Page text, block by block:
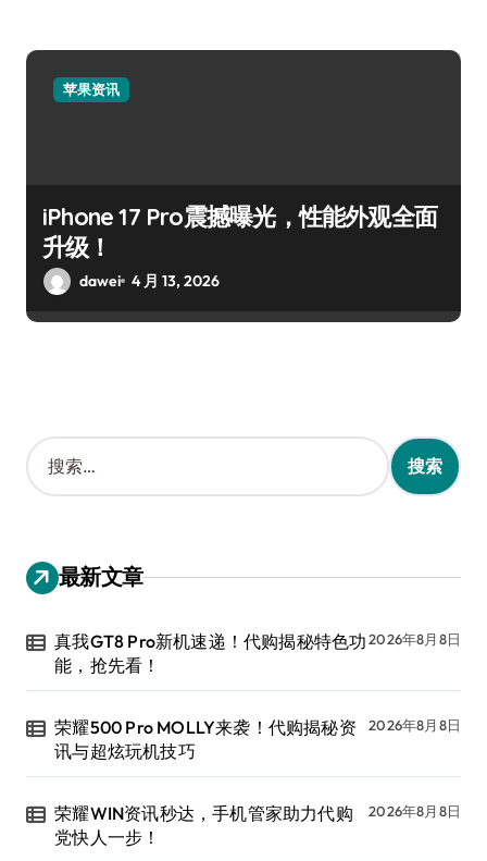
苹果资讯
iPhone 17 Pro震撼曝光，性能外观全面
升级！
dawei 4 月 13, 2026
搜
索
：
最新文章
真我GT8 Pro新机速递！代购揭秘特色功
能，抢先看！
2026年8月8日
荣耀500 Pro MOLLY来袭！代购揭秘资
讯与超炫玩机技巧
2026年8月8日
荣耀WIN资讯秒达，手机管家助力代购
党快人一步！
2026年8月8日